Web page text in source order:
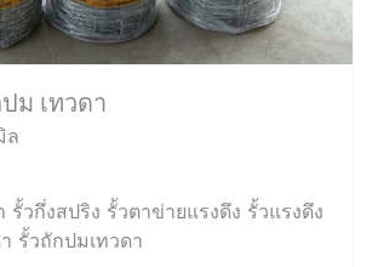
ม เทวดา
ล
รั้วกึ่งสปริง รั้วตาข่ายแรงดึง รั้วแรงดึง
รั้วถักปมเทวดา